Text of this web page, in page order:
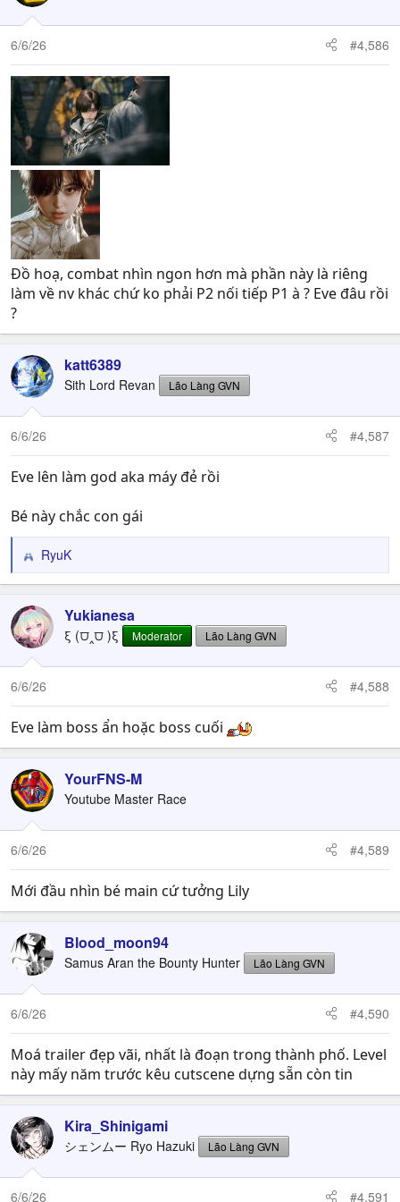
i
o
n
s
:
6/6/26 #4,586
Đồ hoạ, combat nhìn ngon hơn mà phần này là riêng
làm về nv khác chứ ko phải P2 nối tiếp P1 à ? Eve đâu rồi
?
katt6389
Sith Lord Revan Lão Làng GVN
6/6/26 #4,587
Eve lên làm god aka máy đẻ rồi
Bé này chắc con gái
R
e
c
t
i
o
n
s
RyuK
Yukianesa
ξ (⩌‸⩌ )ξ Moderator Lão Làng GVN
6/6/26 #4,588
Eve làm boss ẩn hoặc boss cuối
YourFNS-M
Youtube Master Race
6/6/26 #4,589
Mới đầu nhìn bé main cứ tưởng Lily
Blood_moon94
Samus Aran the Bounty Hunter Lão Làng GVN
6/6/26 #4,590
Moá trailer đẹp vãi, nhất là đoạn trong thành phố. Level
này mấy năm trước kêu cutscene dựng sẵn còn tin
Kira_Shinigami
シェンムー Ryo Hazuki Lão Làng GVN
6/6/26 #4,591